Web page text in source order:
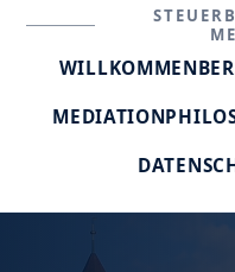
WILLKOMMEN
MEDIATION